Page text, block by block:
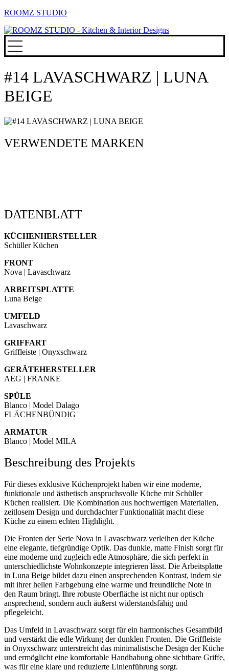
ROOMZ STUDIO
#14 LAVASCHWARZ | LUNA
BEIGE
VERWENDETE MARKEN
DATENBLATT
KÜCHENHERSTELLER
Schüller Küchen
FRONT
Nova | Lavaschwarz
ARBEITSPLATTE
Luna Beige
UMFELD
Lavaschwarz
GRIFFART
Griffleiste | Onyxschwarz
GERÄTEHERSTELLER
AEG | FRANKE
SPÜLE
Blanco | Model Dalago
FLÄCHENBÜNDIG
ARMATUR
Blanco | Model MILA
Beschreibung des Projekts
Für dieses exklusive Küchenprojekt haben wir eine moderne,
funktionale und ästhetisch anspruchsvolle Küche mit Schüller
Küchen realisiert. Die Kombination aus hochwertigen Materialien,
zeitlosem Design und durchdachter Funktionalität macht diese
Küche zu einem echten Highlight.
Die Fronten der Serie Nova in Lavaschwarz verleihen der Küche
eine elegante, tiefgründige Optik. Das dunkle, matte Finish sorgt für
eine moderne und zugleich edle Atmosphäre, die sich perfekt in
unterschiedlichste Wohnkonzepte integrieren lässt. Die Arbeitsplatte
in Luna Beige bildet dazu einen ansprechenden Kontrast, indem sie
mit ihrer hellen Farbgebung eine warme und freundliche Note in
den Raum bringt. Ihre robuste Oberfläche ist nicht nur optisch
ansprechend, sondern auch äußerst widerstandsfähig und
pflegeleicht.
Das Umfeld in Lavaschwarz sorgt für ein harmonisches Gesamtbild
und verstärkt die edle Wirkung der dunklen Fronten. Die Griffleiste
in Onyxschwarz unterstreicht das minimalistische Design der Küche
und ermöglicht eine komfortable Handhabung ohne sichtbare Griffe,
was für eine klare und reduzierte Linienführung sorgt.